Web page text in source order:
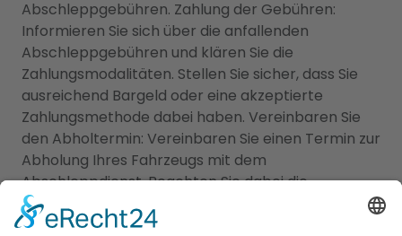
Abschleppgebühren. Zahlung der Gebühren:
Informieren Sie sich über die anfallenden
Abschleppgebühren und klären Sie die
Zahlungsmodalitäten. Stellen Sie sicher, dass Sie
ausreichend Bargeld oder eine akzeptierte
Zahlungsmethode dabei haben. Vereinbaren Sie
den Abholtermin: Vereinbaren Sie einen Termin zur
Abholung Ihres Fahrzeugs mit dem
Abschleppdienst. Beachten Sie dabei die
Öffnungszeiten der Abschleppstelle. Prüfen Sie
das Fahrzeug: Nachdem Sie Ihr Fahrzeug abgeholt